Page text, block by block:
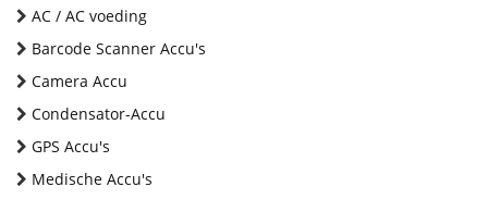
AC / AC voeding
Barcode Scanner Accu's
Camera Accu
Condensator-Accu
GPS Accu's
Medische Accu's